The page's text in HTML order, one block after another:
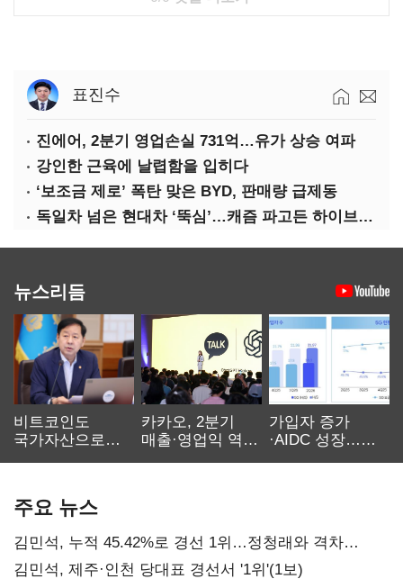
표진수
진에어, 2분기 영업손실 731억…유가 상승 여파
강인한 근육에 날렵함을 입히다
‘보조금 제로’ 폭탄 맞은 BYD, 판매량 급제동
독일차 넘은 현대차 ‘뚝심’…캐즘 파고든 하이브리드 역전극
뉴스리듬
비트코인도
국가자산으로…'
카카오, 2분기
매출·영업익 역대
가입자 증가
·AIDC 성장…
주요 뉴스
김민석, 누적 45.42%로 경선 1위…정청래와 격차
0.86%p(2보)
김민석, 제주·인천 당대표 경선서 '1위'(1보)